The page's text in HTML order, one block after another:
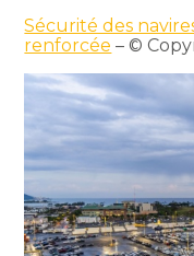
Sécurité des
renforcée – ©